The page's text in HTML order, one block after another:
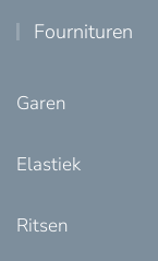
Fournituren
Garen
Elastiek
Ritsen